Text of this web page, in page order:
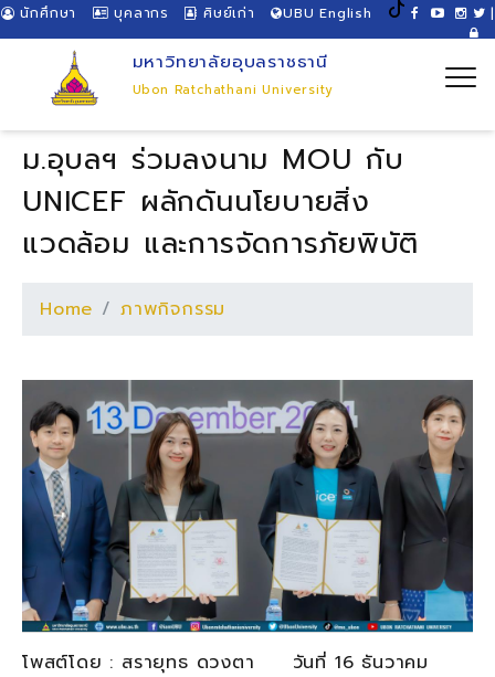
นักศึกษา บุคลากร ศิษย์เก่า UBU English |
มหาวิทยาลัยอุบลราชธานี
Ubon Ratchathani University
ม.อุบลฯ ร่วมลงนาม MOU กับ
UNICEF ผลักดันนโยบายสิ่ง
แวดล้อม และการจัดการภัยพิบัติ
Home ภาพกิจกรรม
โพสต์โดย : สรายุทธ ดวงตา วันที่ 16 ธันวาคม